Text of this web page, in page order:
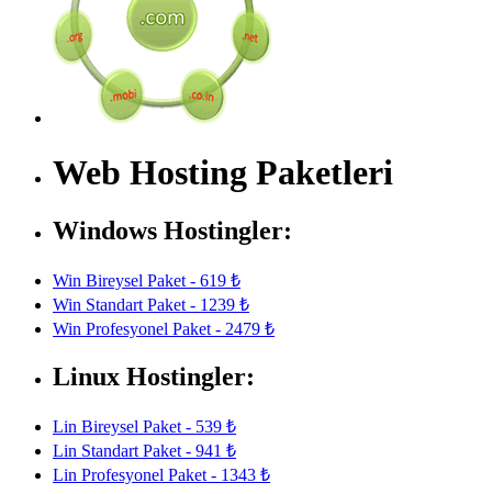
Web Hosting Paketleri
Windows Hostingler:
Win Bireysel Paket - 619 ₺
Win Standart Paket - 1239 ₺
Win Profesyonel Paket - 2479 ₺
Linux Hostingler:
Lin Bireysel Paket - 539 ₺
Lin Standart Paket - 941 ₺
Lin Profesyonel Paket - 1343 ₺